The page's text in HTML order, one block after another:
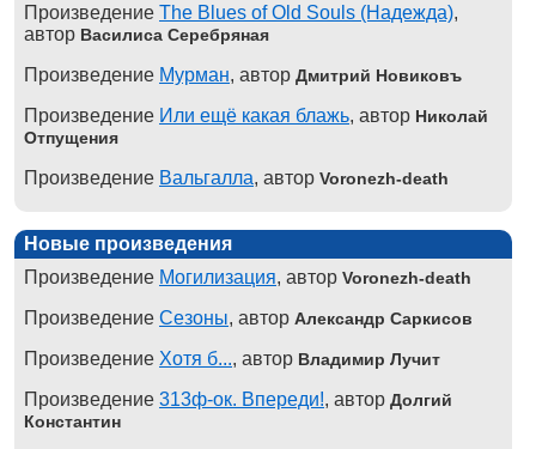
Произведение The Blues of Old Souls (Надежда),
автор Василиса Серебряная
Произведение Мурман, автор Дмитрий Новиковъ
Произведение Или ещё какая блажь, автор Николай
Отпущения
Произведение Вальгалла, автор Voronezh-death
Новые произведения
Произведение Могилизация, автор Voronezh-death
Произведение Сезоны, автор Александр Саркисов
Произведение Хотя б..., автор Владимир Лучит
Произведение 313ф-ок. Впереди!, автор Долгий
Константин